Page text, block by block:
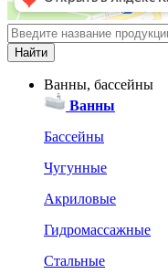
Ванны, бассейны
Ванны
Бассейны
Чугунные
Акриловые
Гидромассажные
Стальные